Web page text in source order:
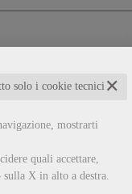
✕
solo i cookie tecnici
mostrarti
quali accettare,
X in alto a destra.